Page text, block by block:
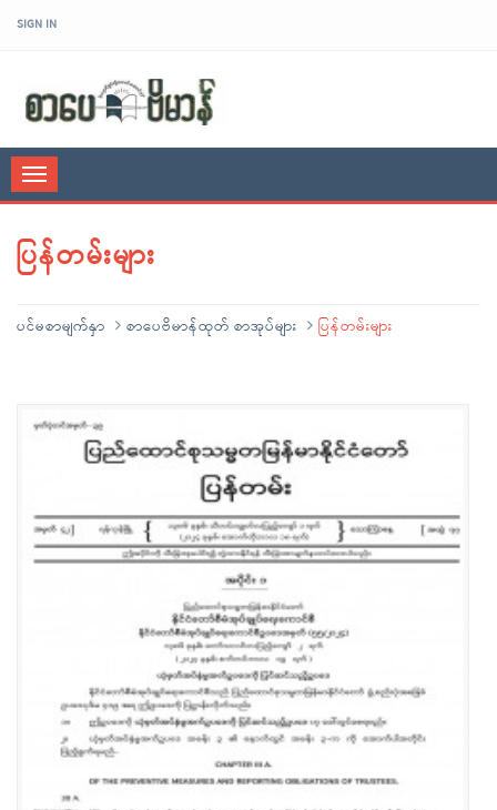
SIGN IN
Toggle
navigation
ပြန်တမ်းများ
ပင်မစာမျက်နှာ စာပေဗိမာန်ထုတ် စာအုပ်များ ပြန်တမ်းများ